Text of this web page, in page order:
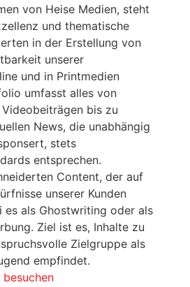
von Heise Medien, steht
und thematische
in der Erstellung von
unserer
und in Printmedien
umfasst alles von
bis zu
News, die unabhängig
stets
entsprechen.
Content, der auf
unserer Kunden
es als Ghostwriting oder als
Ziel ist es, Inhalte zu
Zielgruppe als
empfindet.